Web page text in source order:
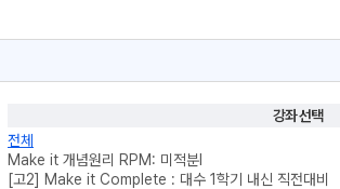
강좌 선택
전체
Make it 개념원리 RPM: 미적분l
[고2] Make it Complete : 대수 1학기 내신 직전대비